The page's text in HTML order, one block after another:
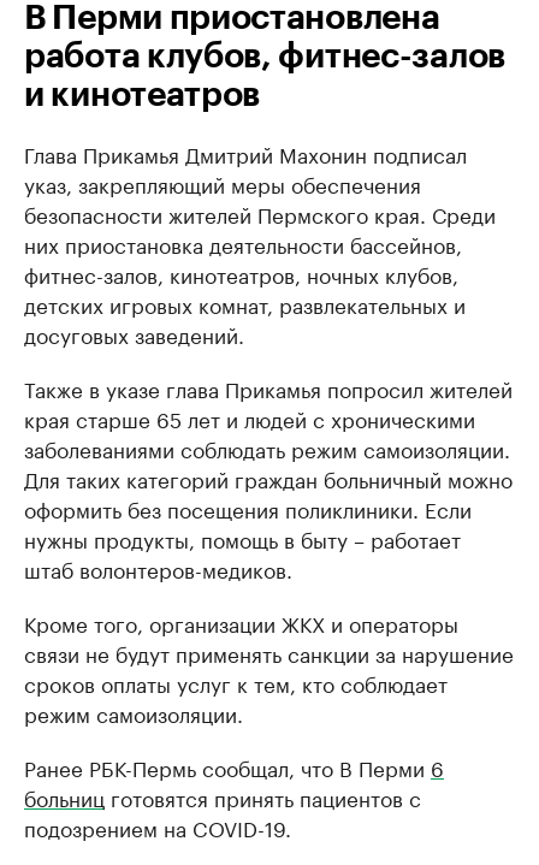
В Перми приостановлена
работа клубов, фитнес-залов
и кинотеатров
Глава Прикамья Дмитрий Махонин подписал
указ, закрепляющий меры обеспечения
безопасности жителей Пермского края. Среди
них приостановка деятельности бассейнов,
фитнес-залов, кинотеатров, ночных клубов,
детских игровых комнат, развлекательных и
досуговых заведений.
Также в указе глава Прикамья попросил жителей
края старше 65 лет и людей с хроническими
заболеваниями соблюдать режим самоизоляции.
Для таких категорий граждан больничный можно
оформить без посещения поликлиники. Если
нужны продукты, помощь в быту – работает
штаб волонтеров-медиков.
Кроме того, организации ЖКХ и операторы
связи не будут применять санкции за нарушение
сроков оплаты услуг к тем, кто соблюдает
режим самоизоляции.
Ранее РБК-Пермь сообщал, что В Перми 6
больниц готовятся принять пациентов с
подозрением на COVID-19.